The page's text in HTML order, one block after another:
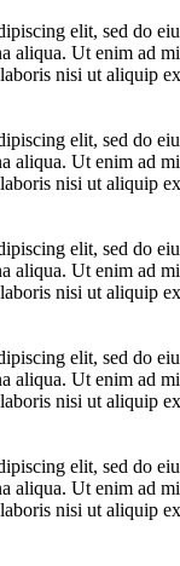
elit, sed do
aliqua. Ut enim ad
nisi ut aliquip
elit, sed do
aliqua. Ut enim ad
nisi ut aliquip
elit, sed do
aliqua. Ut enim ad
nisi ut aliquip
elit, sed do
aliqua. Ut enim ad
nisi ut aliquip
elit, sed do
aliqua. Ut enim ad
nisi ut aliquip